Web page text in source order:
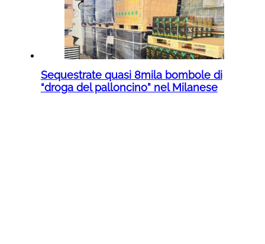
Sequestrate quasi 8mila bombole di
“droga del palloncino” nel Milanese